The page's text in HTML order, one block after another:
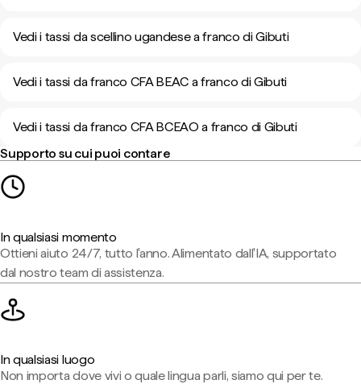
Vedi i tassi da scellino ugandese a franco di Gibuti
Vedi i tassi da franco CFA BEAC a franco di Gibuti
Vedi i tassi da franco CFA BCEAO a franco di Gibuti
Supporto su cui puoi contare
In qualsiasi momento
Ottieni aiuto 24/7, tutto l'anno. Alimentato dall'IA, supportato
dal nostro team di assistenza.
In qualsiasi luogo
Non importa dove vivi o quale lingua parli, siamo qui per te.